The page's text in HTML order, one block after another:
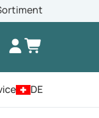
MenüDE